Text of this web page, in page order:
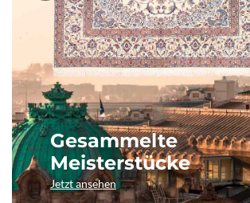
Gesammelte
Meisterstücke
Jetzt ansehen